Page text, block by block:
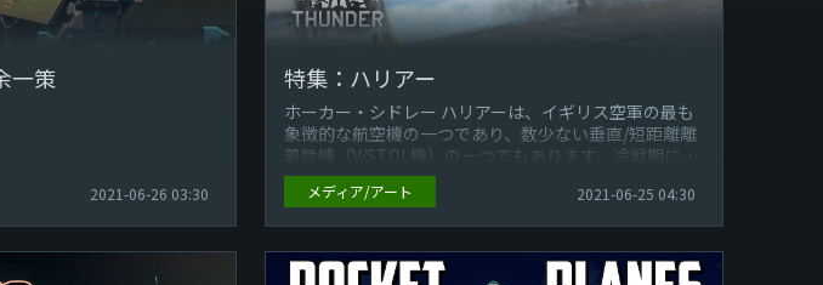
一策
くなったThunder Showの
2021-06-26 03:30
特集：ハリアー
ホーカー・シドレー ハリアーは、イギリス空軍の最も
象徴的な航空機の一つであり、数少ない垂直/短距離離
着陸機（V/STOL機）の一つでもあります。冷戦期にお
いて、この航空機の唯一の競...
メディア/アート 2021-06-25 04:30